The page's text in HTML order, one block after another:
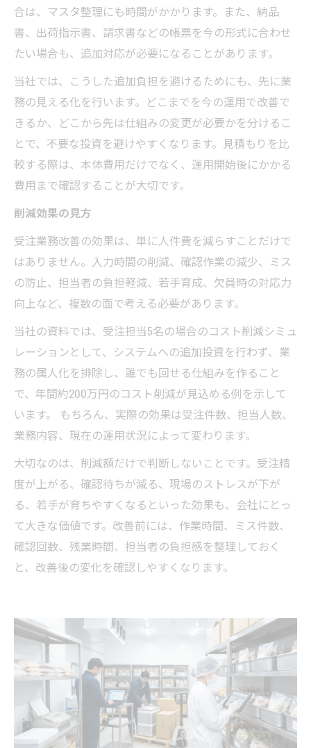
合は、マスタ整理にも時間がかかります。また、納品
書、出荷指示書、請求書などの帳票を今の形式に合わせ
たい場合も、追加対応が必要になることがあります。
当社では、こうした追加負担を避けるためにも、先に業
務の見える化を行います。どこまでを今の運用で改善で
きるか、どこから先は仕組みの変更が必要かを分けるこ
とで、不要な投資を避けやすくなります。見積もりを比
較する際は、本体費用だけでなく、運用開始後にかかる
費用まで確認することが大切です。
削減効果の見方
受注業務改善の効果は、単に人件費を減らすことだけで
はありません。入力時間の削減、確認作業の減少、ミス
の防止、担当者の負担軽減、若手育成、欠員時の対応力
向上など、複数の面で考える必要があります。
当社の資料では、受注担当5名の場合のコスト削減シミュ
レーションとして、システムへの追加投資を行わず、業
務の属人化を排除し、誰でも回せる仕組みを作ること
で、年間約200万円のコスト削減が見込める例を示して
います。 もちろん、実際の効果は受注件数、担当人数、
業務内容、現在の運用状況によって変わります。
大切なのは、削減額だけで判断しないことです。受注精
度が上がる、確認待ちが減る、現場のストレスが下が
る、若手が育ちやすくなるといった効果も、会社にとっ
て大きな価値です。改善前には、作業時間、ミス件数、
確認回数、残業時間、担当者の負担感を整理しておく
と、改善後の変化を確認しやすくなります。